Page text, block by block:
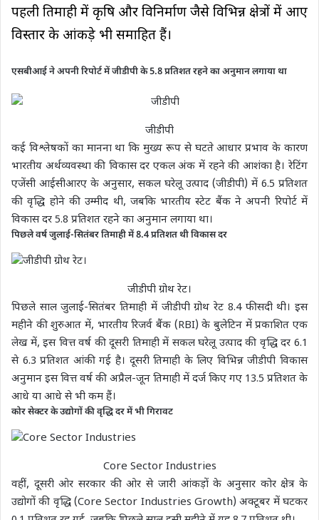
पहली तिमाही में कृषि और विनिर्माण जैसे विभिन्न क्षेत्रों में आए
विस्तार के आंकड़े भी समाहित हैं।
एसबीआई ने अपनी रिपोर्ट में जीडीपी के 5.8 प्रतिशत रहने का अनुमान लगाया था
जीडीपी
कई विश्लेषकों का मानना था कि मुख्य रूप से घटते आधार प्रभाव के कारण
भारतीय अर्थव्यवस्था की विकास दर एकल अंक में रहने की आशंका है। रेटिंग
एजेंसी आईसीआरए के अनुसार, सकल घरेलू उत्पाद (जीडीपी) में 6.5 प्रतिशत
की वृद्धि होने की उम्मीद थी, जबकि भारतीय स्टेट बैंक ने अपनी रिपोर्ट में
विकास दर 5.8 प्रतिशत रहने का अनुमान लगाया था।
पिछले वर्ष जुलाई-सितंबर तिमाही में 8.4 प्रतिशत थी विकास दर
जीडीपी ग्रोथ रेट।
पिछले साल जुलाई-सितंबर तिमाही में जीडीपी ग्रोथ रेट 8.4 फीसदी थी। इस
महीने की शुरुआत में, भारतीय रिजर्व बैंक (RBI) के बुलेटिन में प्रकाशित एक
लेख में, इस वित्त वर्ष की दूसरी तिमाही में सकल घरेलू उत्पाद की वृद्धि दर 6.1
से 6.3 प्रतिशत आंकी गई है। दूसरी तिमाही के लिए विभिन्न जीडीपी विकास
अनुमान इस वित्त वर्ष की अप्रैल-जून तिमाही में दर्ज किए गए 13.5 प्रतिशत के
आधे या आधे से भी कम हैं।
कोर सेक्टर के उद्योगों की वृद्धि दर में भी गिरावट
Core Sector Industries
वहीं, दूसरी ओर सरकार की ओर से जारी आंकड़ों के अनुसार कोर क्षेत्र के
उद्योगों की वृद्धि (Core Sector Industries Growth) अक्टूबर में घटकर